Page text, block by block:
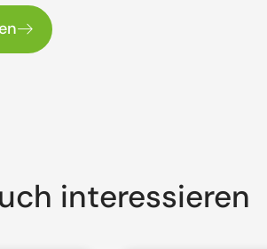
interessieren